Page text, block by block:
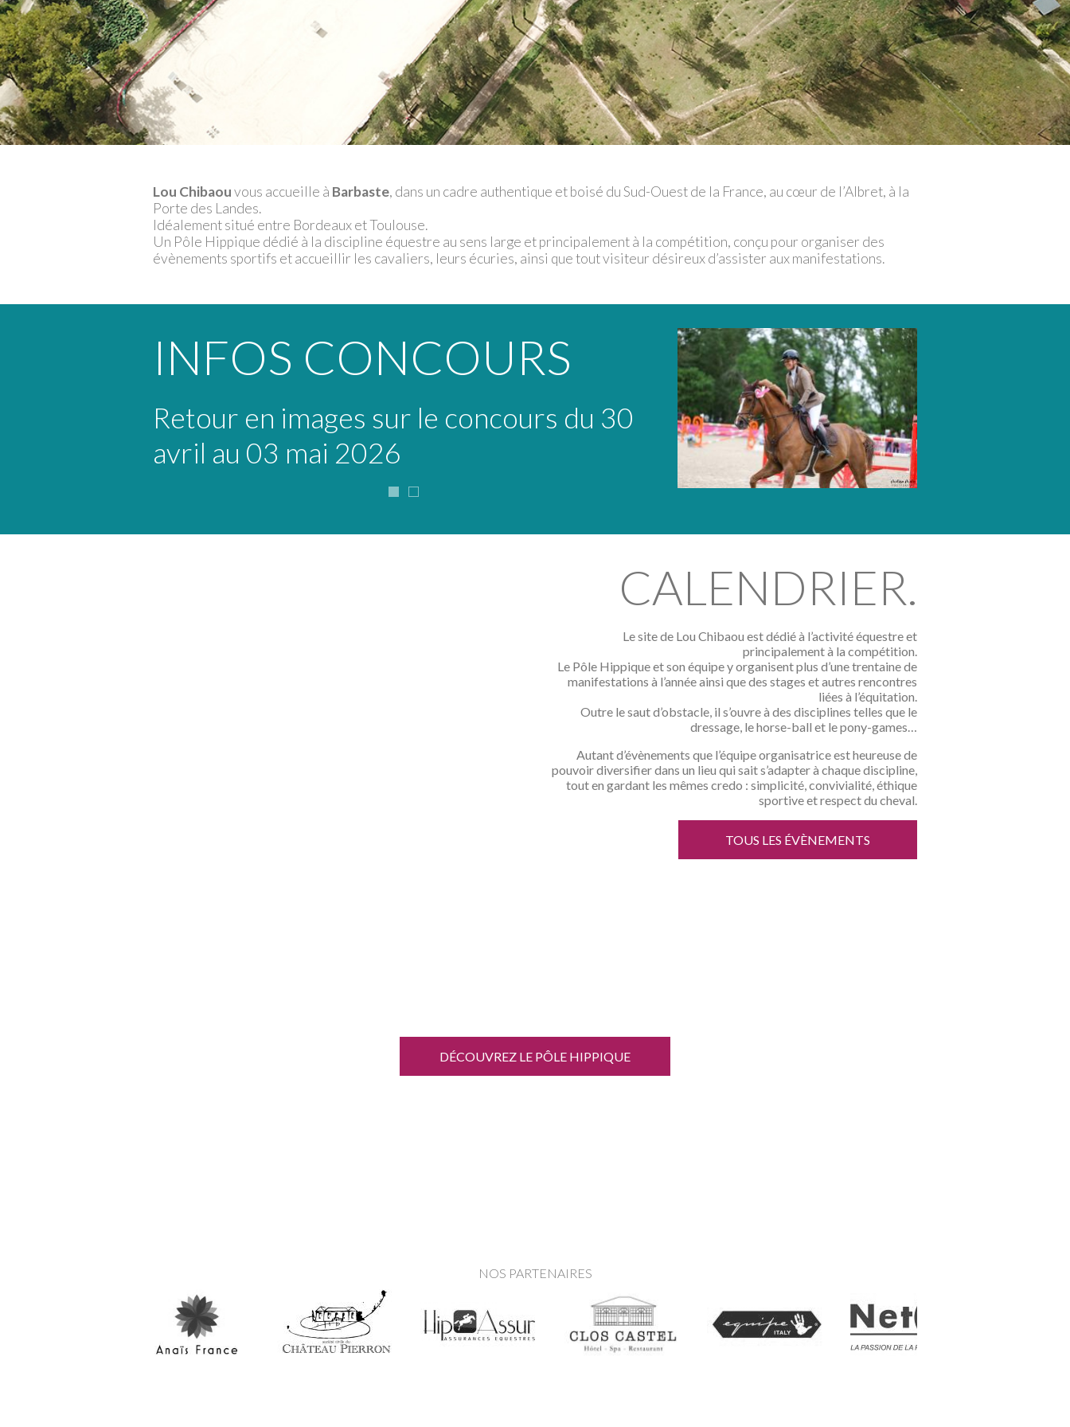
Lou Chibaouvous accueille à Barbaste, dans un cadre authentique et boisé du Sud-Ouest de la France, au cœur de l’Albret, à la
Porte des Landes.
Idéalement situé entre Bordeaux et Toulouse.
Un Pôle Hippique dédié à la discipline équestre au sens large et principalement à la compétition, conçu pour organiser des
évènements sportifs et accueillir les cavaliers, leurs écuries, ainsi que tout visiteur désireux d’assister aux manifestations.
INFOS CONCOURS
Retour en images sur le concours du 30
avril au 03 mai 2026
CALENDRIER.
Le site de Lou Chibaou est dédié à l’activité équestre et
principalement à la compétition.
Le Pôle Hippique et son équipe y organisent plus d’une trentaine de
manifestations à l’année ainsi que des stages et autres rencontres
liées à l’équitation.
Outre le saut d’obstacle, il s’ouvre à des disciplines telles que le
dressage, le horse-ball et le pony-games…
Autant d’évènements que l’équipe organisatrice est heureuse de
pouvoir diversifier dans un lieu qui sait s’adapter à chaque discipline,
tout en gardant les mêmes credo : simplicité, convivialité, éthique
sportive et respect du cheval.
TOUS LES ÉVÈNEMENTS
DÉCOUVREZ LE PÔLE HIPPIQUE
NOS PARTENAIRES